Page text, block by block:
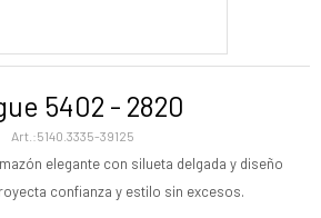
5402 - 2820
5140.3335-39125
elegante con silueta delgada y diseño
confianza y estilo sin excesos.